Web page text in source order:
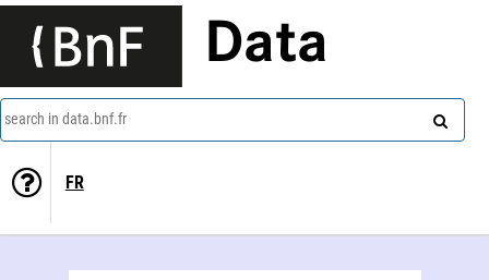
Data
search in data.bnf.fr
FR